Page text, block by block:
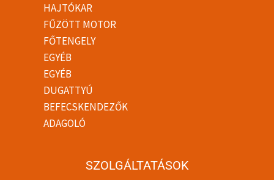
HAJTÓKAR
FŰZÖTT MOTOR
FŐTENGELY
EGYÉB
EGYÉB
DUGATTYÚ
BEFECSKENDEZŐK
ADAGOLÓ
SZOLGÁLTATÁSOK